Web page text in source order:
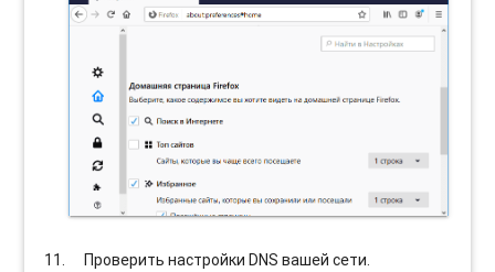
Проверить настройки DNS вашей сети.